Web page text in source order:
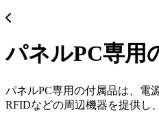
パネルPC専用
パネルPC専用の付属品は、電
RFIDなどの周辺機器を提供し